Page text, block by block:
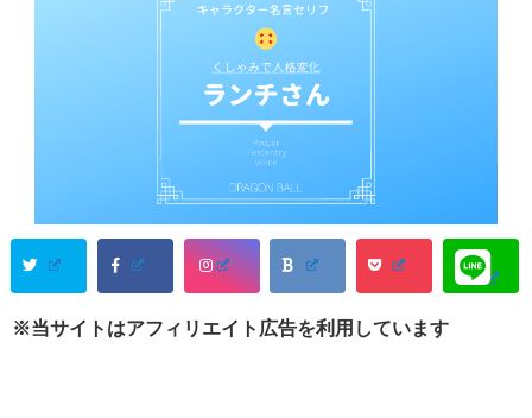
※当サイトはアフィリエイト広告を利用しています